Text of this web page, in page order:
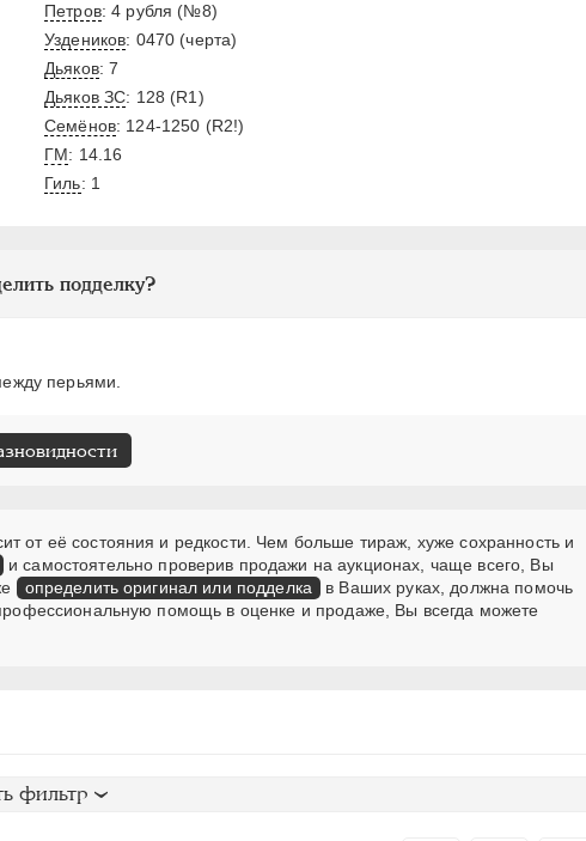
Петров: 4 рубля (№8)
Уздеников: 0470 (черта)
Дьяков: 7
Дьяков ЗС: 128 (R1)
Семёнов: 124-1250 (R2!)
ГМ: 14.16
Гиль: 1
подделку?
перьями.
от её состояния и редкости. Чем больше тираж, хуже сохранность и
и самостоятельно проверив продажи на аукционах, чаще всего, Вы
определить оригинал или подделка
в Ваших руках, должна помочь
помощь в оценке и продаже, Вы всегда можете
фильтр